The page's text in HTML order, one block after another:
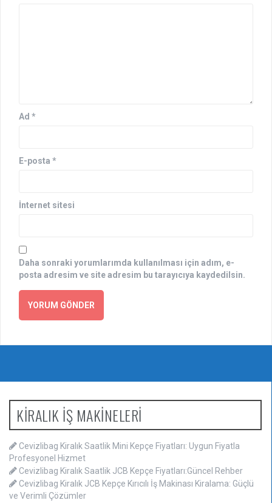
Ad *
E-posta *
İnternet sitesi
Daha sonraki yorumlarımda kullanılması için adım, e-
posta adresim ve site adresim bu tarayıcıya kaydedilsin.
KİRALIK İŞ MAKİNELERİ
Cevizlibag Kiralık Saatlik Mini Kepçe Fiyatları: Uygun Fiyatla
Profesyonel Hizmet
Cevizlibag Kiralık Saatlik JCB Kepçe Fiyatları:Güncel Rehber
Cevizlibag Kiralık JCB Kepçe Kırıcılı İş Makinası Kiralama: Güçlü
ve Verimli Çözümler